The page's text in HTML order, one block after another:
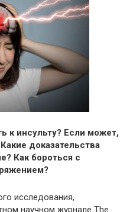
к инсульту? Если может,
доказательства
Как бороться с
исследования,
научном журнале The